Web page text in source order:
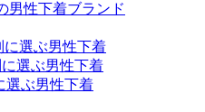
男性下着ブランド
に選ぶ男性下着
選ぶ男性下着
選ぶ男性下着